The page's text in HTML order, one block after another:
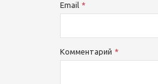
Email
Комментарий